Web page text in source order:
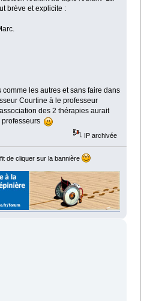
brève et explicite :
les autres et sans faire dans
Courtine à le professeur
des 2 thérapies aurait
professeurs
IP archivée
de cliquer sur la bannière